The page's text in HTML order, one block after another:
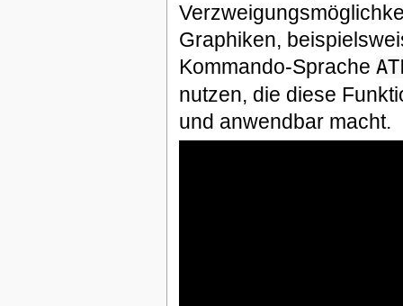
Graphiken,
Kommando-Sprache
nutzen, die diese
und anwendbar macht.